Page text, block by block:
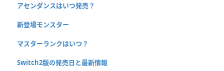
アセンダンスはいつ発売？
新登場モンスター
マスターランクはいつ？
Switch2版の発売日と最新情報